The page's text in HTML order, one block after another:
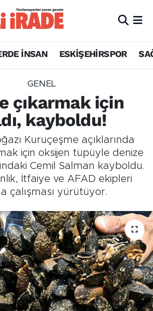
İNSAN ESKİŞEHİRSPOR
GENEL
çıkarmak için
kayboldu!
Kuruçeşme açıklarında
için oksijen tüpüyle denize
Cemil Salman kayboldu.
İtfaiye ve AFAD ekipleri
çalışması yürütüyor.